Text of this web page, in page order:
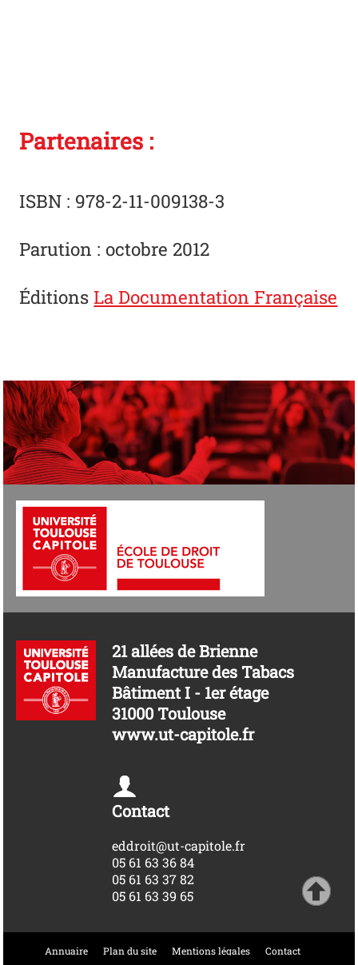
Partenaires :
ISBN : 978-2-11-009138-3
Parution : octobre 2012
ÉditionsLa Documentation Française
21 allées de Brienne
Manufacture des Tabacs
Bâtiment I - 1er étage
31000 Toulouse
www.ut-capitole.fr
Contact
eddroit@ut-capitole.fr
05 61 63 36 84
05 61 63 37 82
05 61 63 39 65
Annuaire Plan du site Mentions légales Contact